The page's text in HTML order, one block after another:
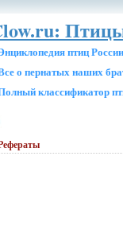
птиц России
о пернатых наших
классификатор